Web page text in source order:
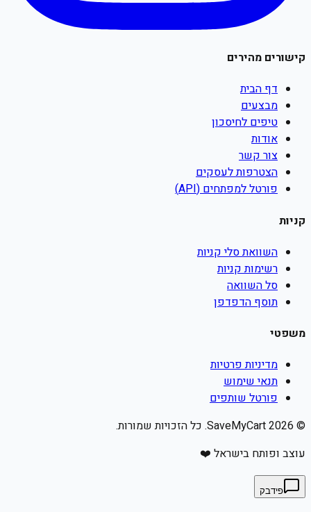
קישורים מהירים
דף הבית
מבצעים
טיפים לחיסכון
אודות
צור קשר
הצטרפות לעסקים
פורטל למפתחים (API)
קניות
השוואת סלי קניות
רשימות קניות
סל השוואה
תוסף הדפדפן
משפטי
מדיניות פרטיות
תנאי שימוש
פורטל שותפים
©
2026
עוצב ופותח בישראל ❤️
פידבק